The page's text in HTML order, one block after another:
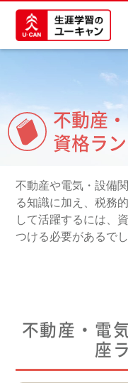
不動産
資格ラ
不動産や電気・設備
る知識に加え、税務
して活躍するには、
つける必要があるでし
不動産・電
座